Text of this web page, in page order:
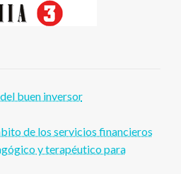
buen inversor
de los servicios financieros
y terapéutico para